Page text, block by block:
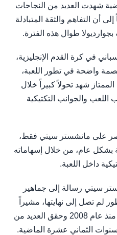
شهدت العديد من النجاحات
أن التفاهم والثقة المتبادلة
طوال هذه الفترة.
في كرة القدم الإنجليزية،
واضحة في تطور اللعبة،
شهد تحولاً كبيراً خلال
اللعب والجوانب التكتيكية
على مانشستر سيتي فقط،
بشكل عام، من خلال إسهاماته
داخل اللعبة.
سيتي رسالة إلى جماهير
لم تصل إلى نهايتها، مشيراً
إلى أن النادي قطع شوطاً كبيراً منذ عام 2008 وحقق العديد من
الثماني عشرة الماضية.